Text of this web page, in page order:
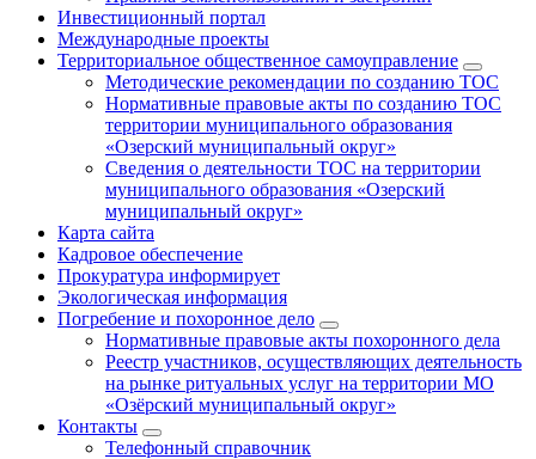
Инвестиционный портал
Международные проекты
Территориальное общественное самоуправление
Методические рекомендации по созданию ТОС
Нормативные правовые акты по созданию ТОС
территории муниципального образования
«Озерский муниципальный округ»
Сведения о деятельности ТОС на территории
муниципального образования «Озерский
муниципальный округ»
Карта сайта
Кадровое обеспечение
Прокуратура информирует
Экологическая информация
Погребение и похоронное дело
Нормативные правовые акты похоронного дела
Реестр участников, осуществляющих деятельность
на рынке ритуальных услуг на территории МО
«Озёрский муниципальный округ»
Контакты
Телефонный справочник